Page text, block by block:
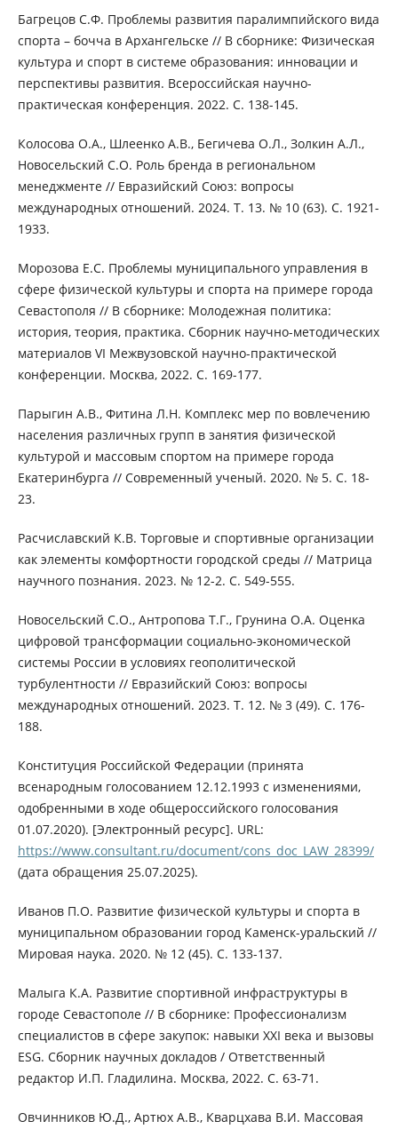
Багрецов С.Ф. Проблемы развития паралимпийского вида
спорта – бочча в Архангельске // В сборнике: Физическая
культура и спорт в системе образования: инновации и
перспективы развития. Всероссийская научно-
практическая конференция. 2022. С. 138-145.
Колосова О.А., Шлеенко А.В., Бегичева О.Л., Золкин А.Л.,
Новосельский С.О. Роль бренда в региональном
менеджменте // Евразийский Союз: вопросы
международных отношений. 2024. Т. 13. № 10 (63). С. 1921-
1933.
Морозова Е.С. Проблемы муниципального управления в
сфере физической культуры и спорта на примере города
Севастополя // В сборнике: Молодежная политика:
история, теория, практика. Сборник научно-методических
материалов VI Межвузовской научно-практической
конференции. Москва, 2022. С. 169-177.
Парыгин А.В., Фитина Л.Н. Комплекс мер по вовлечению
населения различных групп в занятия физической
культурой и массовым спортом на примере города
Екатеринбурга // Современный ученый. 2020. № 5. С. 18-
23.
Расчиславский К.В. Торговые и спортивные организации
как элементы комфортности городской среды // Матрица
научного познания. 2023. № 12-2. С. 549-555.
Новосельский С.О., Антропова Т.Г., Грунина О.А. Оценка
цифровой трансформации социально-экономической
системы России в условиях геополитической
турбулентности // Евразийский Союз: вопросы
международных отношений. 2023. Т. 12. № 3 (49). С. 176-
188.
Конституция Российской Федерации (принята
всенародным голосованием 12.12.1993 с изменениями,
одобренными в ходе общероссийского голосования
01.07.2020). [Электронный ресурс]. URL:
https://www.consultant.ru/document/cons_doc_LAW_28399/
(дата обращения 25.07.2025).
Иванов П.О. Развитие физической культуры и спорта в
муниципальном образовании город Каменск-уральский //
Мировая наука. 2020. № 12 (45). С. 133-137.
Малыга К.А. Развитие спортивной инфраструктуры в
городе Севастополе // В сборнике: Профессионализм
специалистов в сфере закупок: навыки XXI века и вызовы
ESG. Сборник научных докладов / Ответственный
редактор И.П. Гладилина. Москва, 2022. С. 63-71.
Овчинников Ю.Д., Артюх А.В., Кварцхава В.И. Массовая